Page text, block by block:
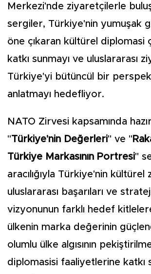
Merkezi'nde ziyaretçilerle
sergiler, Türkiye'nin yumuşak
öne çıkaran kültürel diplomasi
katkı sunmayı ve uluslararası
Türkiye'yi bütüncül bir
anlatmayı hedefliyor.
NATO Zirvesi kapsamında
"Türkiye'nin Değerleri" ve "
Türkiye Markasının Portresi"
aracılığıyla Türkiye'nin kültürel
uluslararası başarıları ve
vizyonunun farklı hedef
ülkenin marka değerinin
olumlu ülke algısının
diplomasisi faaliyetlerine katkı